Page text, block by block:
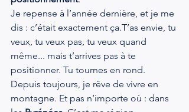
Je repense à l’année dernière, et je me
dis : c’était exactement ça.T’as envie, tu
veux, tu veux pas, tu veux quand
même... mais t’arrives pas à te
positionner. Tu tournes en rond.
Depuis toujours, je rêve de vivre en
montagne. Et pas n’importe où : dans